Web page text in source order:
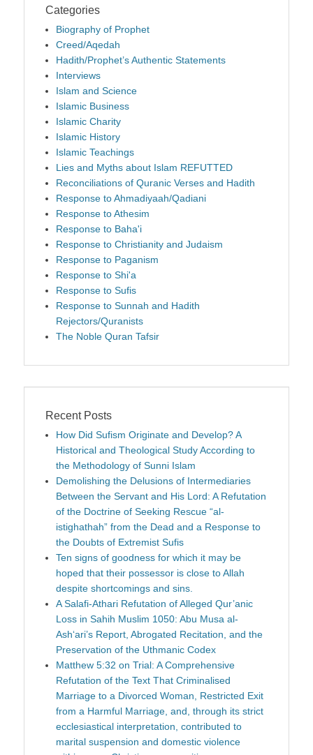
Categories
Biography of Prophet
Creed/Aqedah
Hadith/Prophet’s Authentic Statements
Interviews
Islam and Science
Islamic Business
Islamic Charity
Islamic History
Islamic Teachings
Lies and Myths about Islam REFUTTED
Reconciliations of Quranic Verses and Hadith
Response to Ahmadiyaah/Qadiani
Response to Athesim
Response to Baha'i
Response to Christianity and Judaism
Response to Paganism
Response to Shi'a
Response to Sufis
Response to Sunnah and Hadith
Rejectors/Quranists
The Noble Quran Tafsir
Recent Posts
How Did Sufism Originate and Develop? A
Historical and Theological Study According to
the Methodology of Sunni Islam
Demolishing the Delusions of Intermediaries
Between the Servant and His Lord: A Refutation
of the Doctrine of Seeking Rescue “al-
istighathah” from the Dead and a Response to
the Doubts of Extremist Sufis
Ten signs of goodness for which it may be
hoped that their possessor is close to Allah
despite shortcomings and sins.
A Salafi-Athari Refutation of Alleged Qur’anic
Loss in Sahih Muslim 1050: Abu Musa al-
Ash‘ari’s Report, Abrogated Recitation, and the
Preservation of the Uthmanic Codex
Matthew 5:32 on Trial: A Comprehensive
Refutation of the Text That Criminalised
Marriage to a Divorced Woman, Restricted Exit
from a Harmful Marriage, and, through its strict
ecclesiastical interpretation, contributed to
marital suspension and domestic violence